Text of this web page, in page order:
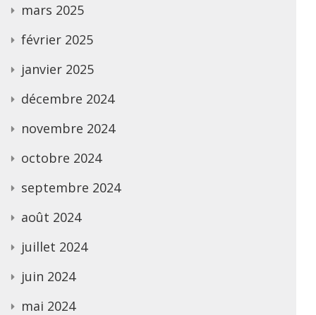
mars 2025
février 2025
janvier 2025
décembre 2024
novembre 2024
octobre 2024
septembre 2024
août 2024
juillet 2024
juin 2024
mai 2024